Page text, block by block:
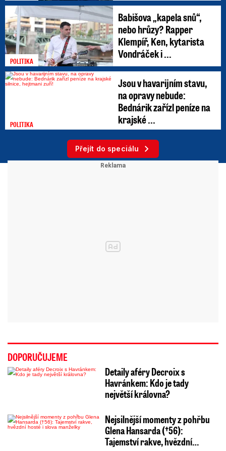
POLITIKA
Babišova „kapela snů“,
nebo hrůzy? Rapper
Klempíř, Ken, kytarista
Vondráček i ...
POLITIKA
Jsou v havarijním stavu,
na opravy nebude:
Bednárik zařízl peníze na
krajské ...
Přejít do speciálu
DOPORUČUJEME
Detaily aféry Decroix s
Havránkem: Kdo je tady
největší královna?
Nejsilnější momenty z pohřbu
Glena Hansarda (†56):
Tajemství rakve, hvězdní…